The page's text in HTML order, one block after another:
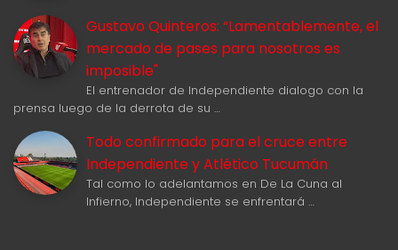
Gustavo Quinteros: “Lamentablemente, el
mercado de pases para nosotros es
imposible"
El entrenador de Independiente dialogo con la
prensa luego de la derrota de su …
Todo confirmado para el cruce entre
Independiente y Atlético Tucumán
Tal como lo adelantamos en De La Cuna al
Infierno, Independiente se enfrentará …